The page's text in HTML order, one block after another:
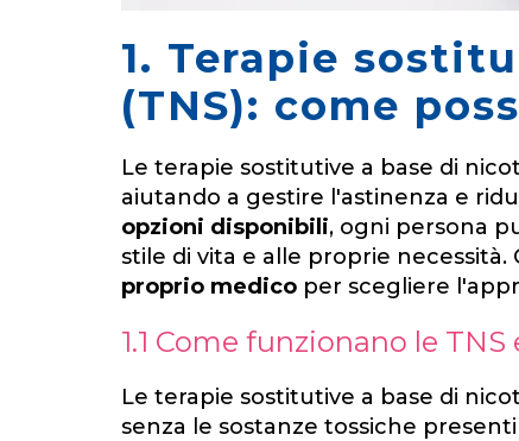
1. Terapie
(TNS): come
Le terapie sostitutive a base di
aiutando a gestire l'astinenza e
opzioni disponibili, ogni persona
stile di vita e alle proprie
proprio medico per scegliere
1.1 Come funzionano le
Le terapie sostitutive a base di
senza le sostanze tossiche